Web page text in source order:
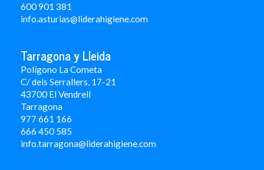
600 901 381
info.asturias@liderahigiene.com
Tarragona y Lleida
Polígono La Cometa
C/ dels Serrallers, 17-21
43700 El Vendrell
Tarragona
977 661 166
666 450 585
info.tarragona@liderahigiene.com